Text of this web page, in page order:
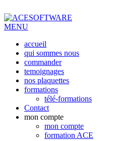
MENU
accueil
qui sommes nous
commander
temoignages
nos plaquettes
formations
télé-formations
Contact
mon compte
mon compte
formation ACE